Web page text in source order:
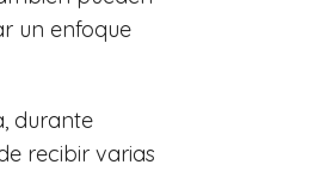
un enfoque
durante
recibir varias